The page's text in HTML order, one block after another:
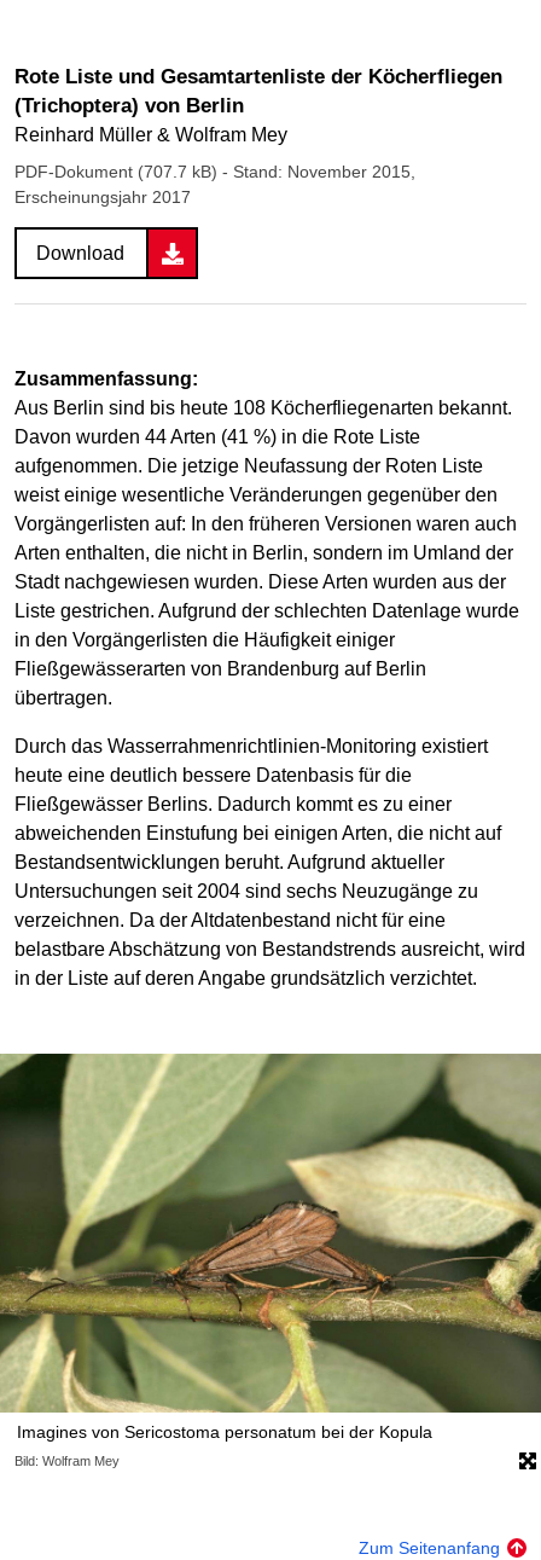
Rote Liste und Gesamtartenliste der Köcherfliegen
(Trichoptera) von Berlin
Reinhard Müller & Wolfram Mey
PDF-Dokument (707.7 kB) - Stand: November 2015,
Erscheinungsjahr 2017
Download
Zusammenfassung:
Aus Berlin sind bis heute 108 Köcherfliegenarten bekannt.
Davon wurden 44 Arten (41 %) in die Rote Liste
aufgenommen. Die jetzige Neufassung der Roten Liste
weist einige wesentliche Veränderungen gegenüber den
Vorgängerlisten auf: In den früheren Versionen waren auch
Arten enthalten, die nicht in Berlin, sondern im Umland der
Stadt nachgewiesen wurden. Diese Arten wurden aus der
Liste gestrichen. Aufgrund der schlechten Datenlage wurde
in den Vorgängerlisten die Häufigkeit einiger
Fließgewässerarten von Brandenburg auf Berlin
übertragen.
Durch das Wasserrahmenrichtlinien-Monitoring existiert
heute eine deutlich bessere Datenbasis für die
Fließgewässer Berlins. Dadurch kommt es zu einer
abweichenden Einstufung bei einigen Arten, die nicht auf
Bestandsentwicklungen beruht. Aufgrund aktueller
Untersuchungen seit 2004 sind sechs Neuzugänge zu
verzeichnen. Da der Altdatenbestand nicht für eine
belastbare Abschätzung von Bestandstrends ausreicht, wird
in der Liste auf deren Angabe grundsätzlich verzichtet.
Imagines von Sericostoma personatum bei der Kopula
Bild: Wolfram Mey
Zum Seitenanfang